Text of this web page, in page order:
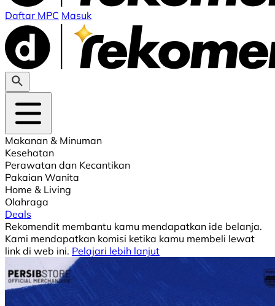
Daftar MPC Masuk
Makanan & Minuman
Kesehatan
Perawatan dan Kecantikan
Pakaian Wanita
Home & Living
Olahraga
Deals
Rekomendit membantu kamu mendapatkan ide belanja.
Kami mendapatkan komisi ketika kamu membeli lewat
link di web ini. Pelajari lebih lanjut